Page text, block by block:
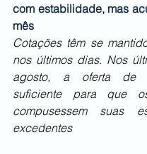
com estabilidade, mas
mês
Cotações têm se
nos últimos dias. Nos
agosto, a oferta de
suficiente para que
compusessem suas
excedentes